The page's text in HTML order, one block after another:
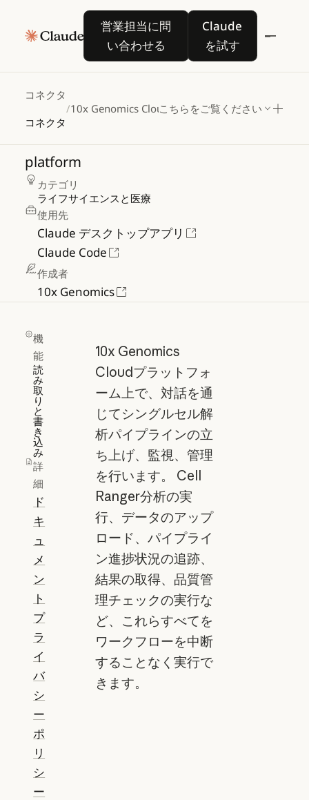
営業担当に問
い合わせる
営業担当に問い合わせる
Claude
を試す
Claude を試す
コネクタ
コネクタ
/10x Genomics Cloudこちらをご覧ください
10x
platform
カテゴリ
ライフサイエンスと医療
使用先
Claude デスクトップアプリ
Claude Code
作成者
10x Genomics
機
能
読
み
取
り
と
書
き
込
み
詳
細
ド
キ
ュ
メ
ン
ト
プ
ラ
イ
バ
シ
ー
ポ
リ
シ
ー
10x Genomics
Cloudプラットフォ
ーム上で、対話を通
じてシングルセル解
析パイプラインの立
ち上げ、監視、管理
を行います。 Cell
Ranger分析の実
行、データのアップ
ロード、パイプライ
ン進捗状況の追跡、
結果の取得、品質管
理チェックの実行な
ど、これらすべてを
ワークフローを中断
することなく実行で
きます。